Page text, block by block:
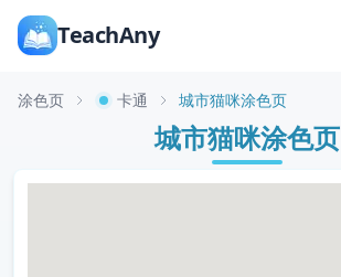
TeachAny
涂色页 卡通 城市猫咪涂色页
城市猫咪涂色页